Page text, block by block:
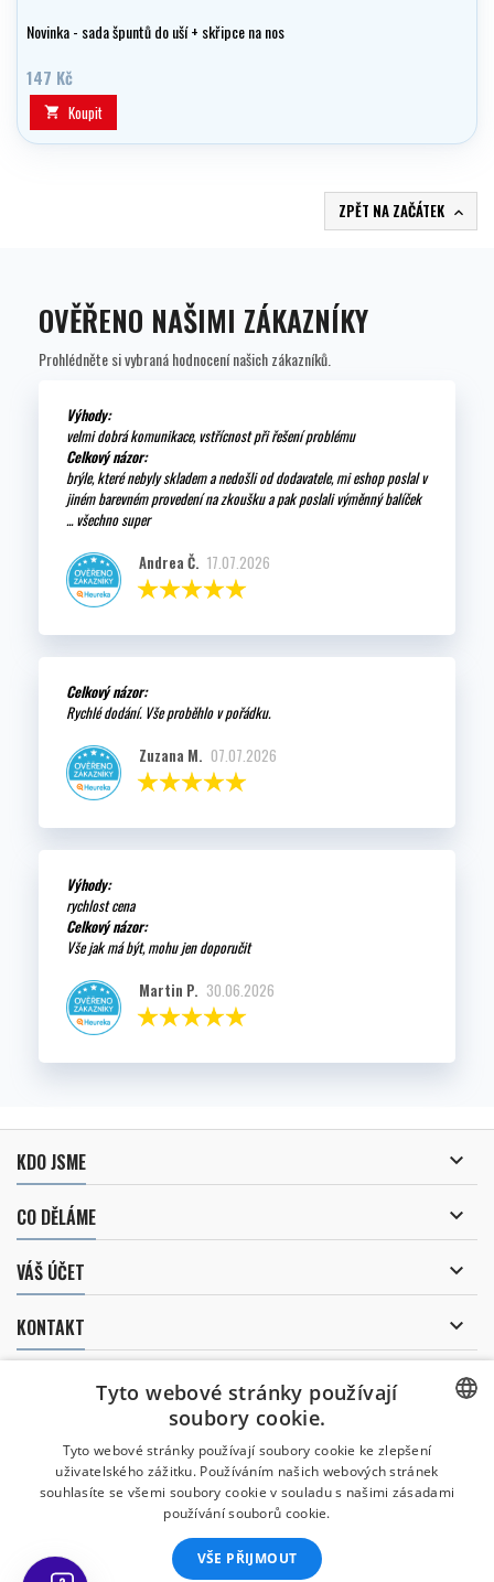
Novinka - sada špuntů do uší + skřipce na nos
147 Kč
 Koupit
ZPĚT NA ZAČÁTEK 
OVĚŘENO NAŠIMI ZÁKAZNÍKY
Prohlédněte si vybraná hodnocení našich zákazníků.
Výhody:
velmi dobrá komunikace, vstřícnost při řešení problému
Celkový názor:
brýle, které nebyly skladem a nedošli od dodavatele, mi eshop poslal v
jiném barevném provedení na zkoušku a pak poslali výměnný balíček
... všechno super
Andrea Č. 17.07.2026
Celkový názor:
Rychlé dodání. Vše proběhlo v pořádku.
Zuzana M. 07.07.2026
Výhody:
rychlost cena
Celkový názor:
Vše jak má být, mohu jen doporučit
Martin P. 30.06.2026
KDO JSME 
CO DĚLÁME 
VÁŠ ÚČET 
KONTAKT 
ODBĚR NOVINEK
Uděluji souhlas se
zpracováním osobních údajů.
CZECH
Tyto webové stránky používají
soubory cookie.
Tyto webové stránky používají soubory cookie ke zlepšení
uživatelského zážitku. Používáním našich webových stránek
souhlasíte se všemi soubory cookie v souladu s našimi zásadami
používání souborů cookie.
VŠE PŘIJMOUT